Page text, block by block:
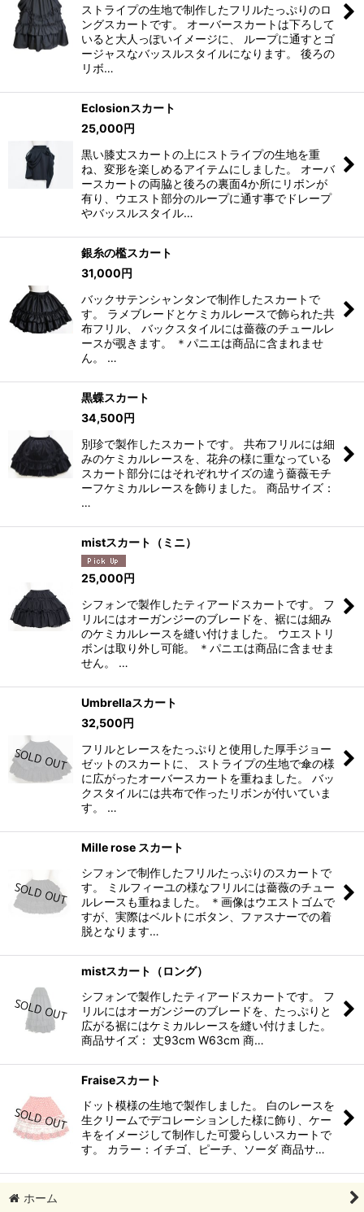
ストライプの生地で制作したフリルたっぷりのロ
ングスカートです。 オーバースカートは下ろして
いると大人っぽいイメージに、 ループに通すとゴ
ージャスなバッスルスタイルになります。 後ろの
リボ…
Eclosionスカート
25,000円
黒い膝丈スカートの上にストライプの生地を重
ね、変形を楽しめるアイテムにしました。 オーバ
ースカートの両脇と後ろの裏面4か所にリボンが
有り、ウエスト部分のループに通す事でドレープ
やバッスルスタイル…
銀糸の檻スカート
31,000円
バックサテンシャンタンで制作したスカートで
す。 ラメブレードとケミカルレースで飾られた共
布フリル、 バックスタイルには薔薇のチュールレ
ースが覗きます。 ＊パニエは商品に含まれませ
ん。 …
黒蝶スカート
34,500円
別珍で製作したスカートです。 共布フリルには細
みのケミカルレースを、花弁の様に重なっている
スカート部分にはそれぞれサイズの違う薔薇モチ
ーフケミカルレースを飾りました。 商品サイズ：
…
mistスカート（ミニ）
25,000円
シフォンで製作したティアードスカートです。 フ
リルにはオーガンジーのブレードを、裾には細み
のケミカルレースを縫い付けました。 ウエストリ
ボンは取り外し可能。 ＊パニエは商品に含ませま
せん。 …
Umbrellaスカート
32,500円
フリルとレースをたっぷりと使用した厚手ジョー
ゼットのスカートに、 ストライプの生地で傘の様
に広がったオーバースカートを重ねました。 バッ
クスタイルには共布で作ったリボンが付いていま
す。 …
Mille rose スカート
シフォンで制作したフリルたっぷりのスカートで
す。 ミルフィーユの様なフリルには薔薇のチュー
ルレースも重ねました。 ＊画像はウエストゴムで
すが、実際はベルトにボタン、ファスナーでの着
脱となります…
mistスカート（ロング）
シフォンで製作したティアードスカートです。 フ
リルにはオーガンジーのブレードを、たっぷりと
広がる裾にはケミカルレースを縫い付けました。
商品サイズ： 丈93cm W63cm 商…
Fraiseスカート
ドット模様の生地で製作しました。 白のレースを
生クリームでデコレーションした様に飾り、ケー
キをイメージして制作した可愛らしいスカートで
す。 カラー：イチゴ、ピーチ、ソーダ 商品サ…
ホーム